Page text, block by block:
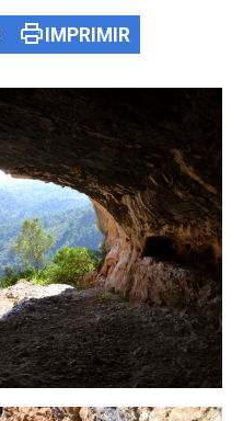
printIMPRIMIR